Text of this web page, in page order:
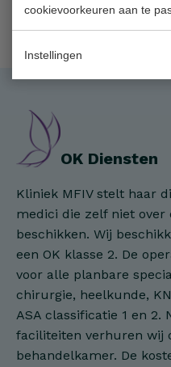
cookievoorkeuren aan te
Instellingen
OK Diensten
Kliniek MFIV stelt haar
medici die zelf niet over
beschikken. Wij
een OK klasse 2. De
voor alle planbare
chirurgie, heelkunde,
ASA classificatie 1 en 2.
faciliteiten verhuren wij
behandelkamer. De